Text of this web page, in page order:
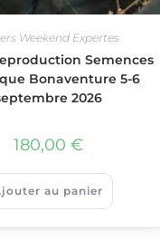
Weekend Expertes
Semences
Bonaventure 5-6
2026
180,00 €
au panier